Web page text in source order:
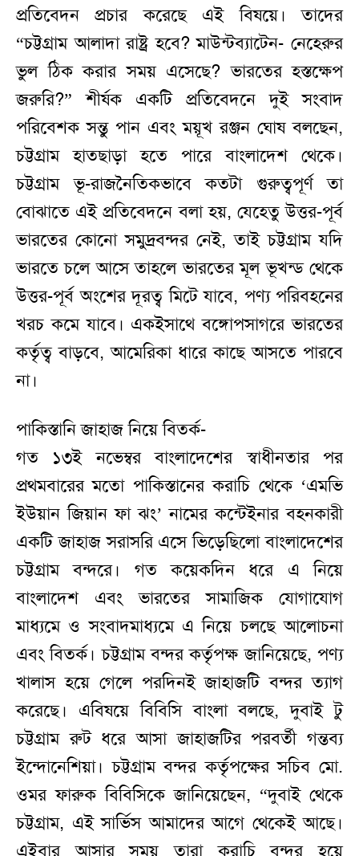
প্রতিবেদন প্রচার করেছে এই বিষয়ে। তাদের
“চট্টগ্রাম আলাদা রাষ্ট্র হবে? মাউন্টব্যাটেন- নেহেরুর
ভুল ঠিক করার সময় এসেছে? ভারতের হস্তক্ষেপ
জরুরি?” শীর্ষক একটি প্রতিবেদনে দুই সংবাদ
পরিবেশক সন্তু পান এবং ময়ূখ রঞ্জন ঘোষ বলছেন,
চট্টগ্রাম হাতছাড়া হতে পারে বাংলাদেশ থেকে।
চট্টগ্রাম ভূ-রাজনৈতিকভাবে কতটা গুরুত্বপূর্ণ তা
বোঝাতে এই প্রতিবেদনে বলা হয়, যেহেতু উত্তর-পূর্ব
ভারতের কোনো সমুদ্রবন্দর নেই, তাই চট্টগ্রাম যদি
ভারতে চলে আসে তাহলে ভারতের মূল ভূখন্ড থেকে
উত্তর-পূর্ব অংশের দূরত্ব মিটে যাবে, পণ্য পরিবহনের
খরচ কমে যাবে। একইসাথে বঙ্গোপসাগরে ভারতের
কর্তৃত্ব বাড়বে, আমেরিকা ধারে কাছে আসতে পারবে
না।
পাকিস্তানি জাহাজ নিয়ে বিতর্ক-
গত ১৩ই নভেম্বর বাংলাদেশের স্বাধীনতার পর
প্রথমবারের মতো পাকিস্তানের করাচি থেকে ‘এমভি
ইউয়ান জিয়ান ফা ঝং’ নামের কন্টেইনার বহনকারী
একটি জাহাজ সরাসরি এসে ভিড়েছিলো বাংলাদেশের
চট্টগ্রাম বন্দরে। গত কয়েকদিন ধরে এ নিয়ে
বাংলাদেশ এবং ভারতের সামাজিক যোগাযোগ
মাধ্যমে ও সংবাদমাধ্যমে এ নিয়ে চলছে আলোচনা
এবং বিতর্ক। চট্টগ্রাম বন্দর কর্তৃপক্ষ জানিয়েছে, পণ্য
খালাস হয়ে গেলে পরদিনই জাহাজটি বন্দর ত্যাগ
করেছে। এবিষয়ে বিবিসি বাংলা বলছে, দুবাই টু
চট্টগ্রাম রুট ধরে আসা জাহাজটির পরবর্তী গন্তব্য
ইন্দোনেশিয়া। চট্টগ্রাম বন্দর কর্তৃপক্ষের সচিব মো.
ওমর ফারুক বিবিসিকে জানিয়েছেন, “দুবাই থেকে
চট্টগ্রাম, এই সার্ভিস আমাদের আগে থেকেই আছে।
এইবার আসার সময় তারা করাচি বন্দর হয়ে